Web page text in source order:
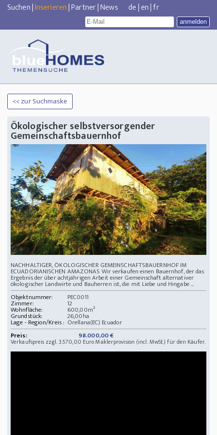
Suchen|Inserieren|Partner|News de|en|fr
<< zur Suchmaske
Ökologischer selbstversorgender
Gemeinschaftsbauernhof
NACHHALTIGER, ÖKOLOGISCHER GEMEINSCHAFTSBAUERNHOF IM
ECUADORIANISCHEN AMAZONAS Wir verkaufen einen Bauernhof, der das
Ergebnis der über achtjährigen Arbeit einer Gemeinschaft alternativer
ökologischer Landwirte und Bauherren ist, die mit Liebe und Hingabe ...
Objektnummer:
PEC0011
Zimmer: 12
Wohnfläche: 600,00m²
Grundstück: 26,00ha
Lage - Region/Kreis : Orellana(EC) Ecuador
Preis:
98.000,00 €
Verkaufspreis zzgl. 3.570,00 Euro Maklerprovision (incl. MwSt.) für den Käufer.